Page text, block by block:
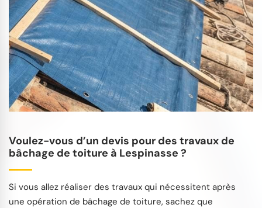
Voulez-vous d’un devis pour des travaux de
bâchage de toiture à Lespinasse ?
Si vous allez réaliser des travaux qui nécessitent après
une opération de bâchage de toiture, sachez que